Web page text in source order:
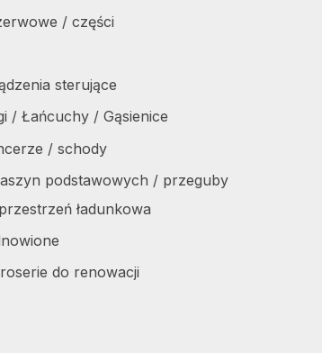
/ części
sterujące
/ Łańcuchy / Gąsienice
/ schody
podstawowych / przeguby
ładunkowa
do renowacji